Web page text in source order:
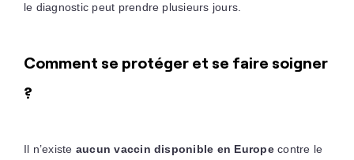
le diagnostic peut prendre plusieurs jours.
Comment se protéger et se faire soigner
?
Il n’existe aucun vaccin disponible en Europecontre le